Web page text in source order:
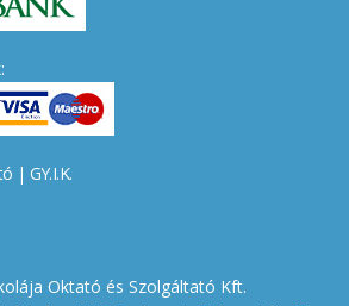
| GY.I.K.
Oktató és Szolgáltató Kft.